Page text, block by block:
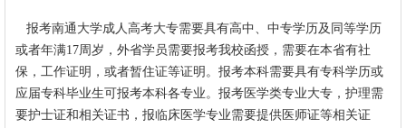
报考南通大学成人高考大专需要具有高中、中专学历及同等学历
或者年满17周岁，外省学员需要报考我校函授，需要在本省有社
保，工作证明，或者暂住证等证明。报考本科需要具有专科学历或
应届专科毕业生可报考本科各专业。报考医学类专业大专，护理需
要护士证和相关证书，报临床医学专业需要提供医师证等相关证